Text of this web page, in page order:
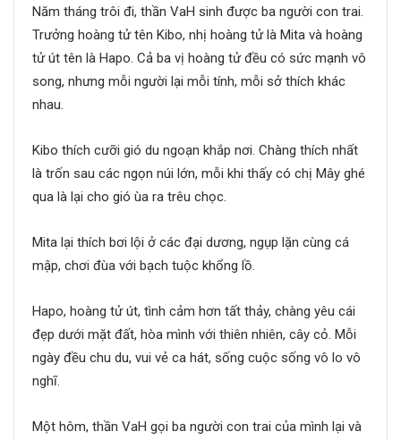
Năm tháng trôi đi, thần VaH sinh được ba người con trai.
Trưởng hoàng tử tên Kibo, nhị hoàng tử là Mita và hoàng
tử út tên là Hapo. Cả ba vị hoàng tử đều có sức mạnh vô
song, nhưng mỗi người lại mỗi tính, mỗi sở thích khác
nhau.
Kibo thích cưỡi gió du ngoạn khắp nơi. Chàng thích nhất
là trốn sau các ngọn núi lớn, mỗi khi thấy có chị Mây ghé
qua là lại cho gió ùa ra trêu chọc.
Mita lại thích bơi lội ở các đại dương, ngụp lặn cùng cá
mập, chơi đùa với bạch tuộc khổng lồ.
Hapo, hoàng tử út, tình cảm hơn tất thảy, chàng yêu cái
đẹp dưới mặt đất, hòa mình với thiên nhiên, cây cỏ. Mỗi
ngày đều chu du, vui vẻ ca hát, sống cuộc sống vô lo vô
nghĩ.
Một hôm, thần VaH gọi ba người con trai của mình lại và